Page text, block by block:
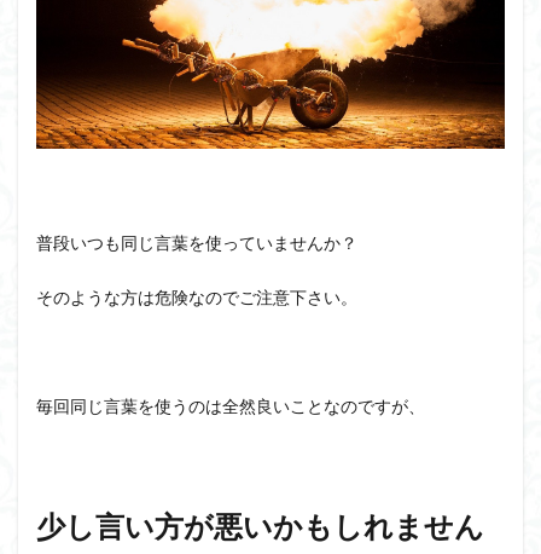
普段いつも同じ言葉を使っていませんか？
そのような方は危険なのでご注意下さい。
毎回同じ言葉を使うのは全然良いことなのですが、
少し言い方が悪いかもしれません